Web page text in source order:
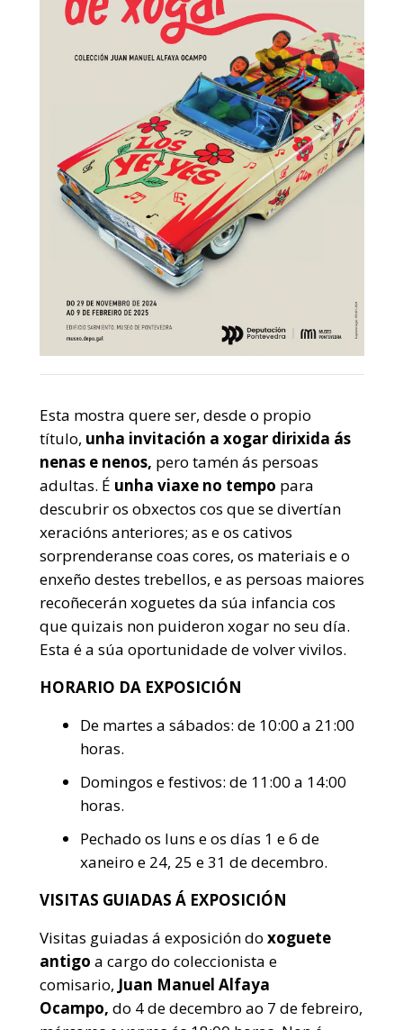
Esta mostra quere ser, desde o propio
título, unha invitación a xogar dirixida ás
nenas e nenos, pero tamén ás persoas
adultas. É unha viaxe no tempo para
descubrir os obxectos cos que se divertían
xeracións anteriores; as e os cativos
sorprenderanse coas cores, os materiais e o
enxeño destes trebellos, e as persoas maiores
recoñecerán xoguetes da súa infancia cos
que quizais non puideron xogar no seu día.
Esta é a súa oportunidade de volver vivilos.
HORARIO DA EXPOSICIÓN
De martes a sábados: de 10:00 a 21:00
horas.
Domingos e festivos: de 11:00 a 14:00
horas.
Pechado os luns e os días 1 e 6 de
xaneiro e 24, 25 e 31 de decembro.
VISITAS GUIADAS Á EXPOSICIÓN
Visitas guiadas á exposición do xoguete
antigo a cargo do coleccionista e
comisario, Juan Manuel Alfaya
Ocampo, do 4 de decembro ao 7 de febreiro,